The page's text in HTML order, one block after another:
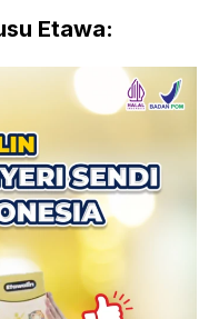
Etawa: